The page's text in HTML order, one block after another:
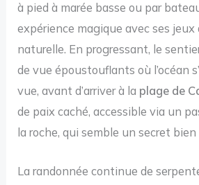
à pied à marée basse ou par
expérience magique avec ses jeux
naturelle. En progressant, le
de vue époustouflants où l’océan
vue, avant d’arriver à la plage de
de paix caché, accessible via un
la roche, qui semble un secret bien
La randonnée continue de